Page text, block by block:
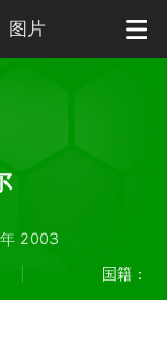
图片
2003
国籍：